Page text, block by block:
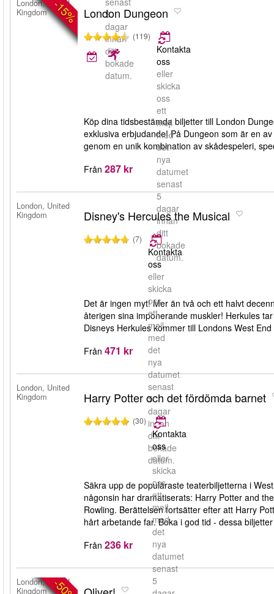
5
dagar
innan
ditt
bokade
datum.
-15%
London, United
Kingdom
London Dungeon
(119)
Kontakta
oss
eller
skicka
oss
ett
mejl
med
det
nya
datumet
senast
5
dagar
innan
ditt
bokade
datum.
Köp dina tidsbestämda biljetter till London
exklusiva erbjudande! På Dungeon som är en
genom en unik kombination av skådespeleri,
Från 287 kr
London, United
Kingdom
Disney's Hercules the Musical
(7)
Kontakta
oss
eller
skicka
oss
ett
mejl
med
det
nya
datumet
senast
5
dagar
innan
ditt
bokade
datum.
Det är ingen myt! Mer än två och ett halvt
återigen sina imponerande muskler! Herkules
Disneys Herkules kommer till Londons West
Från 471 kr
London, United
Kingdom
Harry Potter och det fördömda barnet
(30)
Kontakta
oss
eller
skicka
oss
ett
mejl
med
det
nya
datumet
senast
5
Säkra upp de populäraste teaterbiljetterna i
någonsin har dramatiserats: Harry Potter and
Rowling. Berättelsen fortsätter efter att Harry
hårt arbetande far. Boka i god tid - dessa
Från 236 kr
London, United
Kingdom